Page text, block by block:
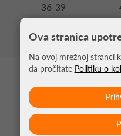
36-39
MOŽDA
Ova stranica
Na ovoj mrežnoj stranci
da pročitate Politiku o